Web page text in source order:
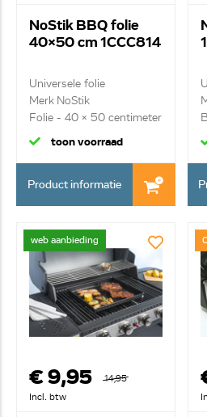
NoStik BBQ folie
40x50 cm 1CCC814
Universele folie
Merk NoStik
Folie - 40 x 50 centimeter
- ...
toon voorraad
Product informatie
web aanbieding
€ 9,95
14,95
Incl. btw